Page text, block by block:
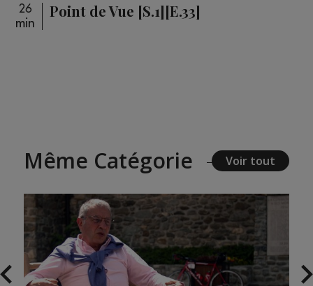
26
min
Point de Vue [S.1][E.33]
Même Catégorie Voir tout